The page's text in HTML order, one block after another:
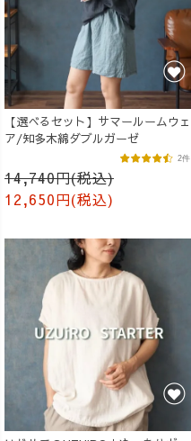
【選べるセット】サマールームウェ
ア/知多木綿ダブルガーゼ
14,740円(税込)
12,650円(税込)
2件